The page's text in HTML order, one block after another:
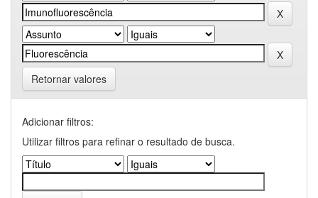
Retornar valores
Adicionar filtros:
Utilizar filtros para refinar o resultado de busca.